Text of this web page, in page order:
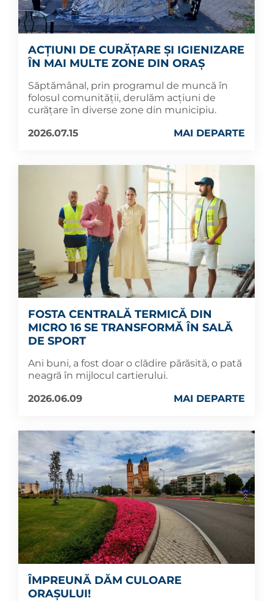
ACȚIUNI DE CURĂȚARE ȘI IGIENIZARE
ÎN MAI MULTE ZONE DIN ORAȘ
Săptămânal, prin programul de muncă în
folosul comunității, derulăm acțiuni de
curățare în diverse zone din municipiu.
2026.07.15
MAI DEPARTE
FOSTA CENTRALĂ TERMICĂ DIN
MICRO 16 SE TRANSFORMĂ ÎN SALĂ
DE SPORT
Ani buni, a fost doar o clădire părăsită, o pată
neagră în mijlocul cartierului.
2026.06.09
MAI DEPARTE
ÎMPREUNĂ DĂM CULOARE
ORAȘULUI!